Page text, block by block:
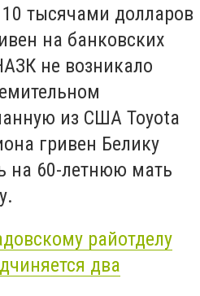
тысячами долларов
на банковских
не возникало
из США Toyota
гривен Белику
на 60-летнюю мать
райотделу
два